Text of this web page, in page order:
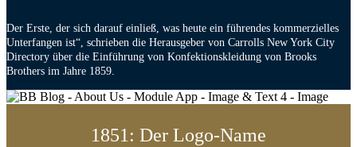
Der Erste, der sich darauf einließ, was heute ein führendes kommerzielles
Unterfangen ist“, schrieben die Herausgeber von Carrolls New York City
Directory über die Einführung von Konfektionskleidung von Brooks
Brothers im Jahre 1859.
1851: Der Logo-Name